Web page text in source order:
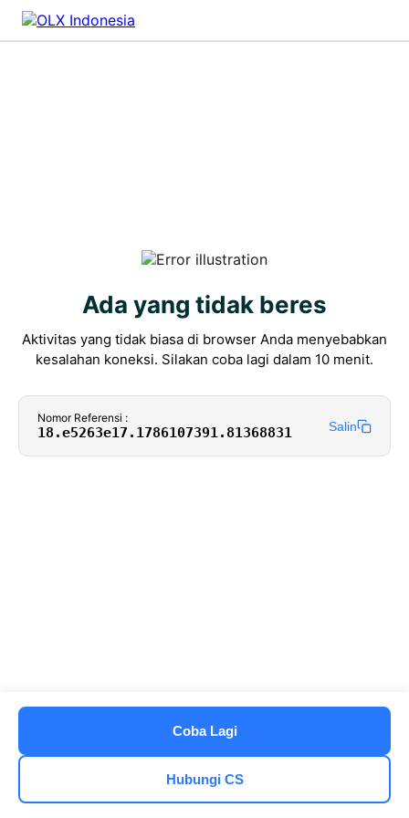
Ada yang tidak beres
Aktivitas yang tidak biasa di browser Anda menyebabkan
kesalahan koneksi. Silakan coba lagi dalam 10 menit.
Nomor Referensi :
18.e5263e17.1786107391.81368831 Salin
Hubungi CS
Coba Lagi